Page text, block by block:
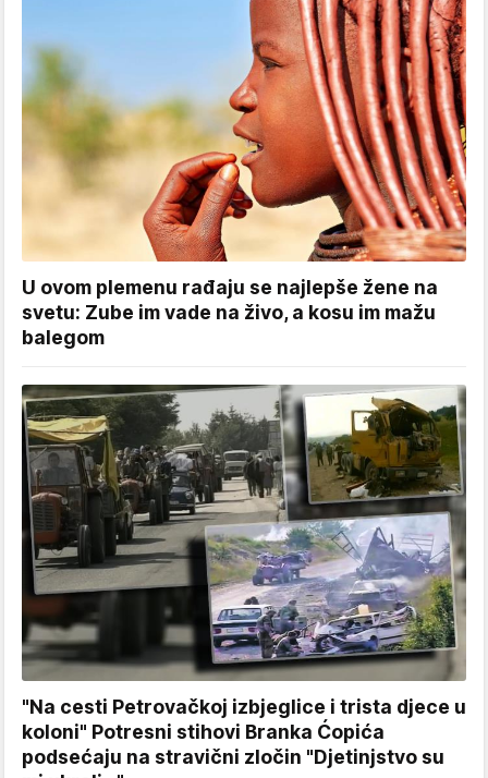
U ovom plemenu rađaju se najlepše žene na
svetu: Zube im vade na živo, a kosu im mažu
balegom
"Na cesti Petrovačkoj izbjeglice i trista djece u
koloni" Potresni stihovi Branka Ćopića
podsećaju na stravični zločin "Djetinjstvo su